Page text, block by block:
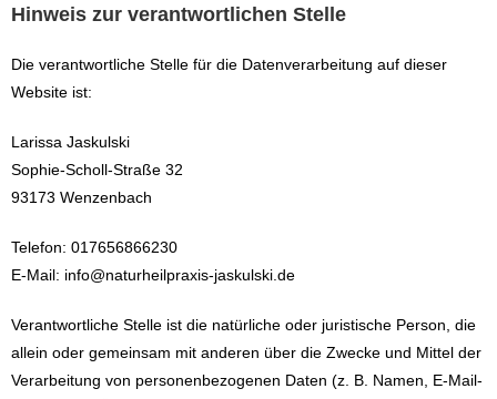
Hinweis zur verantwortlichen Stelle
Die verantwortliche Stelle für die Datenverarbeitung auf dieser
Website ist:
Larissa Jaskulski
Sophie-Scholl-Straße 32
93173 Wenzenbach
Telefon: 017656866230
E-Mail: info@naturheilpraxis-jaskulski.de
Verantwortliche Stelle ist die natürliche oder juristische Person, die
allein oder gemeinsam mit anderen über die Zwecke und Mittel der
Verarbeitung von personenbezogenen Daten (z. B. Namen, E-Mail-